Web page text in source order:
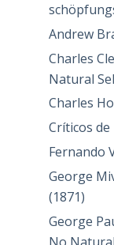
Andrew
Charles
Natural
Charles
Críticos
Fernando
George
(1871)
George